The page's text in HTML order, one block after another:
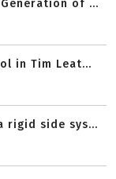
Generation of ...
in Tim Leat...
rigid side sys...